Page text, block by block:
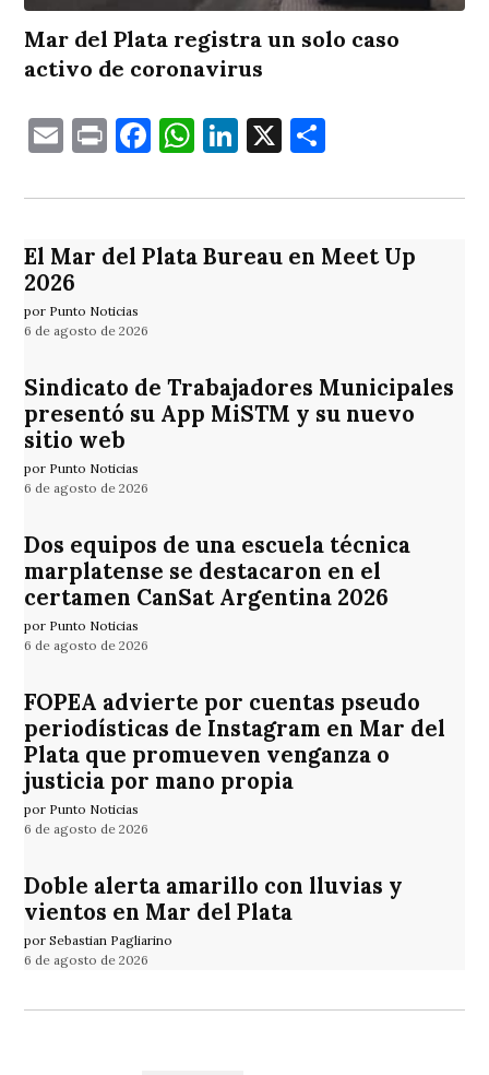
Mar del Plata registra un solo caso
activo de coronavirus
EmailPrintFacebook
WhatsApp
LinkedIn
X
El Mar del Plata Bureau en Meet Up
2026
por Punto Noticias
6 de agosto de 2026
Sindicato de Trabajadores Municipales
presentó su App MiSTM y su nuevo
sitio web
por Punto Noticias
6 de agosto de 2026
Dos equipos de una escuela técnica
marplatense se destacaron en el
certamen CanSat Argentina 2026
por Punto Noticias
6 de agosto de 2026
FOPEA advierte por cuentas pseudo
periodísticas de Instagram en Mar del
Plata que promueven venganza o
justicia por mano propia
por Punto Noticias
6 de agosto de 2026
Doble alerta amarillo con lluvias y
vientos en Mar del Plata
por Sebastian Pagliarino
6 de agosto de 2026